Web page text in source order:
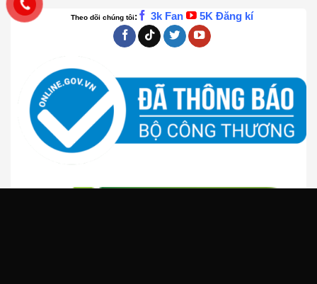
Theo dõi chúng tôi: 3k Fan 5K Đăng kí